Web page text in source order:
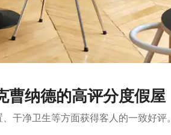
曹纳德的高评分度假屋
干净卫生等方面获得客人的一致好评。